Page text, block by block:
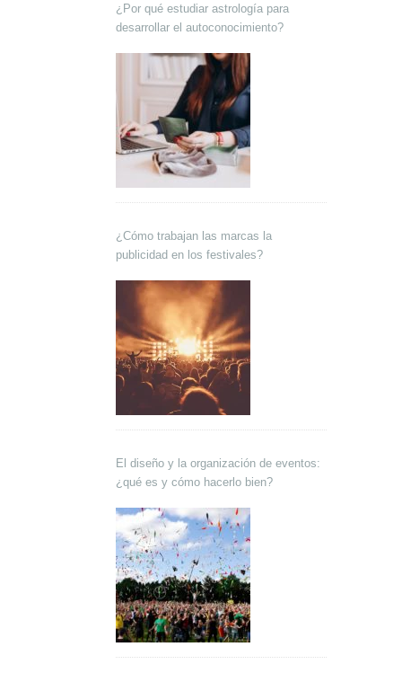
¿Por qué estudiar astrología para
desarrollar el autoconocimiento?
¿Cómo trabajan las marcas la
publicidad en los festivales?
El diseño y la organización de eventos:
¿qué es y cómo hacerlo bien?